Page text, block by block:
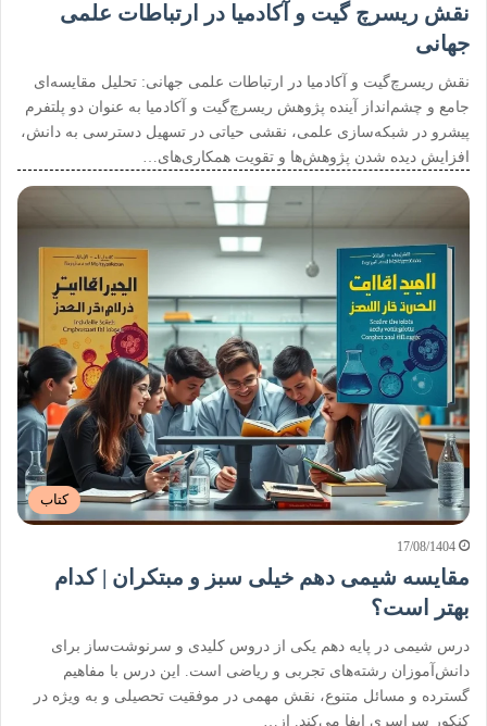
نقش ریسرچ گیت و آکادمیا در ارتباطات علمی
جهانی
نقش ریسرچ‌گیت و آکادمیا در ارتباطات علمی جهانی: تحلیل مقایسه‌ای
جامع و چشم‌انداز آینده پژوهش ریسرچ‌گیت و آکادمیا به عنوان دو پلتفرم
پیشرو در شبکه‌سازی علمی، نقشی حیاتی در تسهیل دسترسی به دانش،
افزایش دیده شدن پژوهش‌ها و تقویت همکاری‌های…
کتاب
17/08/1404
مقایسه شیمی دهم خیلی سبز و مبتکران | کدام
بهتر است؟
درس شیمی در پایه دهم یکی از دروس کلیدی و سرنوشت‌ساز برای
دانش‌آموزان رشته‌های تجربی و ریاضی است. این درس با مفاهیم
گسترده و مسائل متنوع، نقش مهمی در موفقیت تحصیلی و به ویژه در
کنکور سراسری ایفا می‌کند. از…